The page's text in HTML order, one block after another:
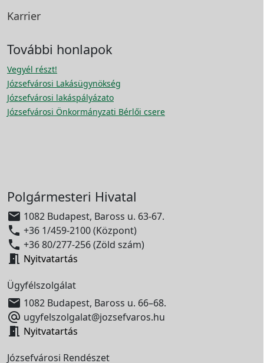
Karrier
További honlapok
Vegyél részt!
Józsefvárosi Lakásügynökség
Józsefvárosi lakáspályázato
Józsefvárosi Önkormányzati Bérlői csere
Polgármesteri Hivatal
 1082 Budapest, Baross u. 63-67.
 +36 1/459-2100 (Központ)
 +36 80/277-256 (Zöld szám)
 Nyitvatartás
Ügyfélszolgálat
 1082 Budapest, Baross u. 66–68.
 ugyfelszolgalat@jozsefvaros.hu
 Nyitvatartás
Józsefvárosi Rendészet